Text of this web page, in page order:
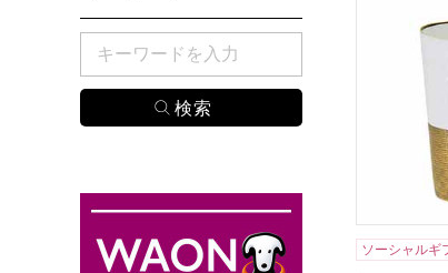
ソーシャルギ
検索したい商品のキーワードを入力してくだ